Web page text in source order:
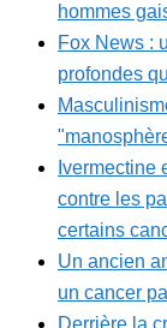
hommes
Fox News :
profondes
Ivermectine
contre les
certains
Un ancien
un cancer